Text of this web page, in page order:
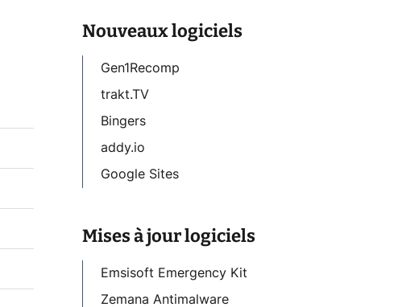
Nouveaux logiciels
Gen1Recomp
trakt.TV
Bingers
addy.io
Google Sites
Mises à jour logiciels
Emsisoft Emergency Kit
Zemana Antimalware